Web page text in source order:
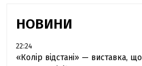
НОВИНИ
22:24
«Колір відстані» — виставка,